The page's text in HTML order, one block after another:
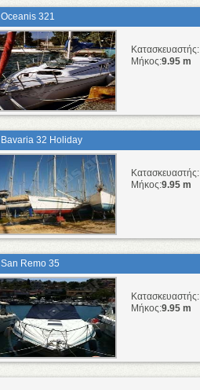
Oceanis 321
Κατασκευαστής:
Μήκος:9.95 m
Bavaria 32 Holiday
Κατασκευαστής:
Μήκος:9.95 m
San Remo 35
Κατασκευαστής:
Μήκος:9.95 m